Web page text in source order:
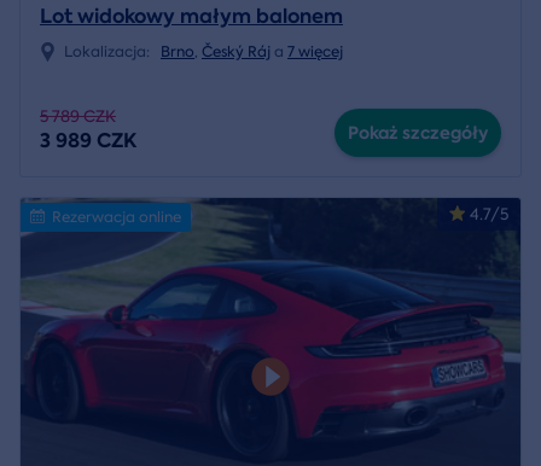
Lot widokowy małym balonem
Lokalizacja: Brno, Český Ráj a 7 więcej
5 789 CZK
3 989 CZK Pokaż szczegóły
4.7/5
Rezerwacja online